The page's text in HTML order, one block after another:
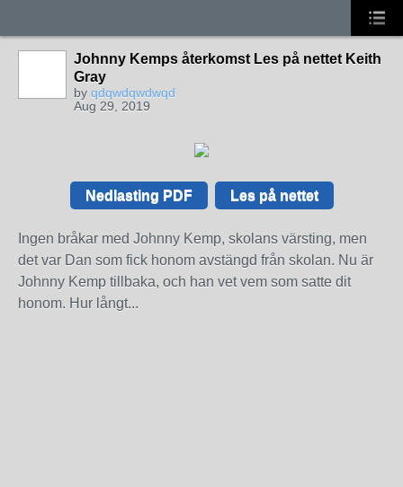
Johnny Kemps återkomst Les på nettet Keith
Gray
by qdqwdqwdwqd
Aug 29, 2019
Nedlasting PDF Les på nettet
Ingen bråkar med Johnny Kemp, skolans värsting, men
det var Dan som fick honom avstängd från skolan. Nu är
Johnny Kemp tillbaka, och han vet vem som satte dit
honom. Hur långt...